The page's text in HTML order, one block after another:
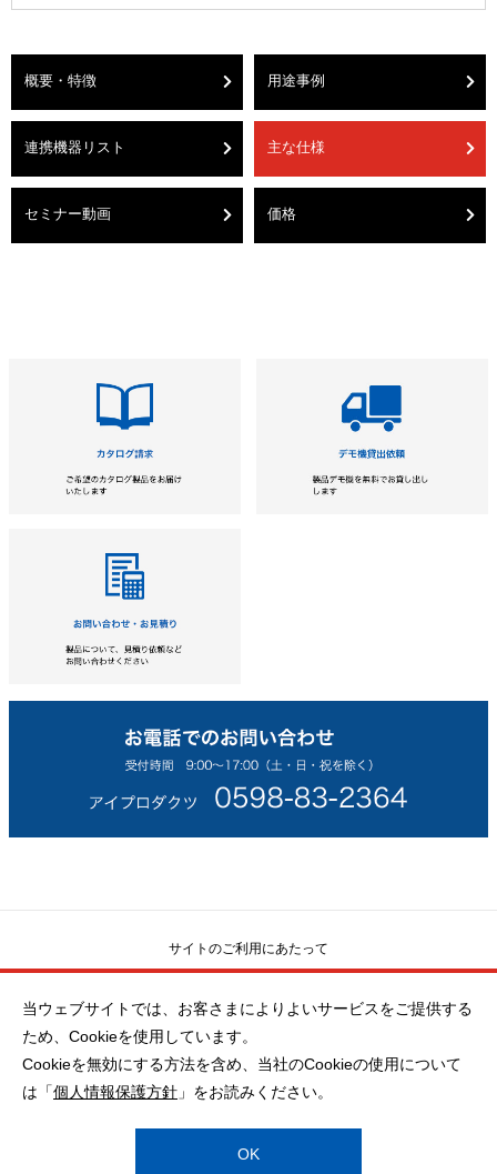
概要・特徴 用途事例
連携機器リスト 主な仕様
セミナー動画 価格
サイトのご利用にあたって
ソーシャルメディアポリシー
個人情報保護方針
当ウェブサイトでは、お客さまによりよいサービスをご提供する
ため、Cookieを使用しています。
Cookieを無効にする方法を含め、当社のCookieの使用について
は「個人情報保護方針 」をお読みください。
OK